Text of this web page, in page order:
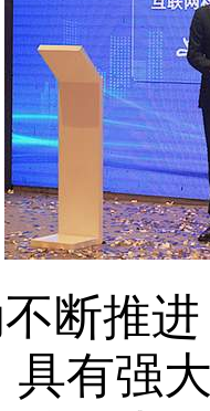
推进
具有强